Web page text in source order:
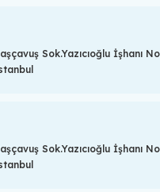
Sok.Yazıcıoğlu İşhanı
Sok.Yazıcıoğlu İşhanı